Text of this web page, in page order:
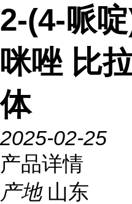
2-(4-哌
咪唑 比
体
2025-02-25
产品详情
产地 山东